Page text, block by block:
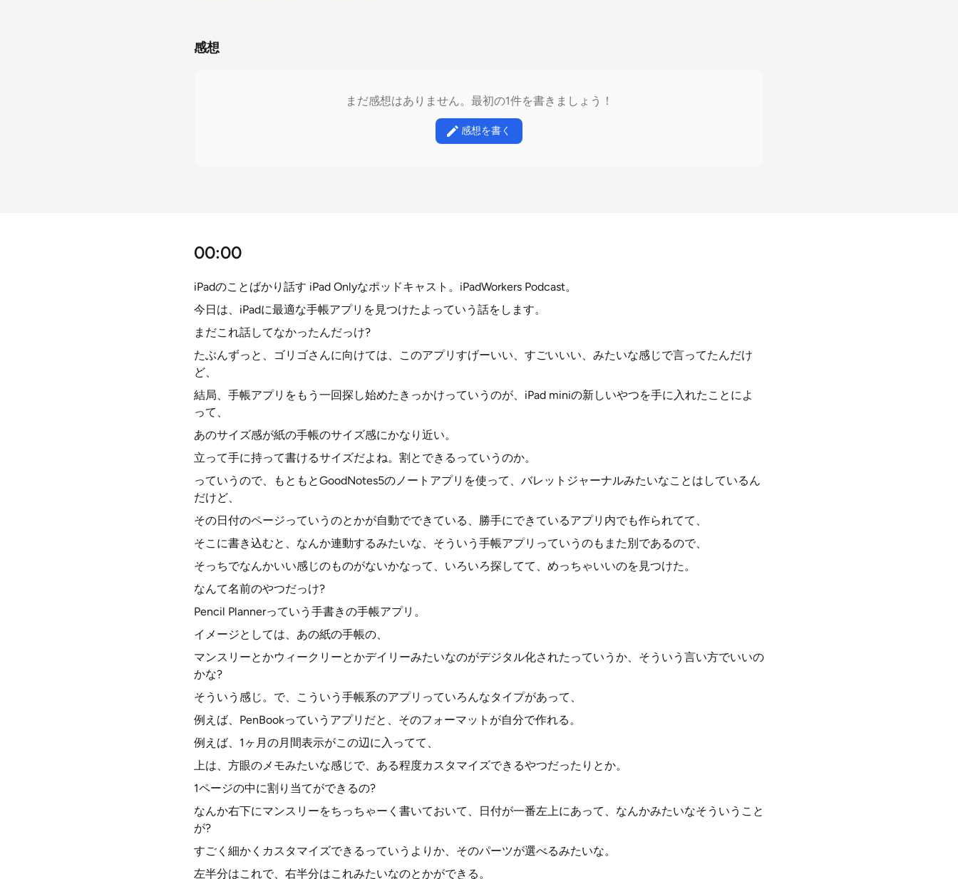
感想
まだ感想はありません。最初の1件を書きましょう！
感想を書く
00:00
iPadのことばかり話す iPad Onlyなポッドキャスト。iPadWorkers Podcast。
今日は、iPadに最適な手帳アプリを見つけたよっていう話をします。
まだこれ話してなかったんだっけ?
たぶんずっと、ゴリゴさんに向けては、このアプリすげーいい、すごいいい、みたいな感じで言ってたんだけ
ど、
結局、手帳アプリをもう一回探し始めたきっかけっていうのが、iPad miniの新しいやつを手に入れたことによ
って、
あのサイズ感が紙の手帳のサイズ感にかなり近い。
立って手に持って書けるサイズだよね。割とできるっていうのか。
っていうので、もともとGoodNotes5のノートアプリを使って、バレットジャーナルみたいなことはしているん
だけど、
その日付のページっていうのとかが自動でできている、勝手にできているアプリ内でも作られてて、
そこに書き込むと、なんか連動するみたいな、そういう手帳アプリっていうのもまた別であるので、
そっちでなんかいい感じのものがないかなって、いろいろ探してて、めっちゃいいのを見つけた。
なんて名前のやつだっけ?
Pencil Plannerっていう手書きの手帳アプリ。
イメージとしては、あの紙の手帳の、
マンスリーとかウィークリーとかデイリーみたいなのがデジタル化されたっていうか、そういう言い方でいいの
かな?
そういう感じ。で、こういう手帳系のアプリっていろんなタイプがあって、
例えば、PenBookっていうアプリだと、そのフォーマットが自分で作れる。
例えば、1ヶ月の月間表示がこの辺に入ってて、
上は、方眼のメモみたいな感じで、ある程度カスタマイズできるやつだったりとか。
1ページの中に割り当てができるの?
なんか右下にマンスリーをちっちゃーく書いておいて、日付が一番左上にあって、なんかみたいなそういうこと
が?
すごく細かくカスタマイズできるっていうよりか、そのパーツが選べるみたいな。
左半分はこれで、右半分はこれみたいなのとかができる。